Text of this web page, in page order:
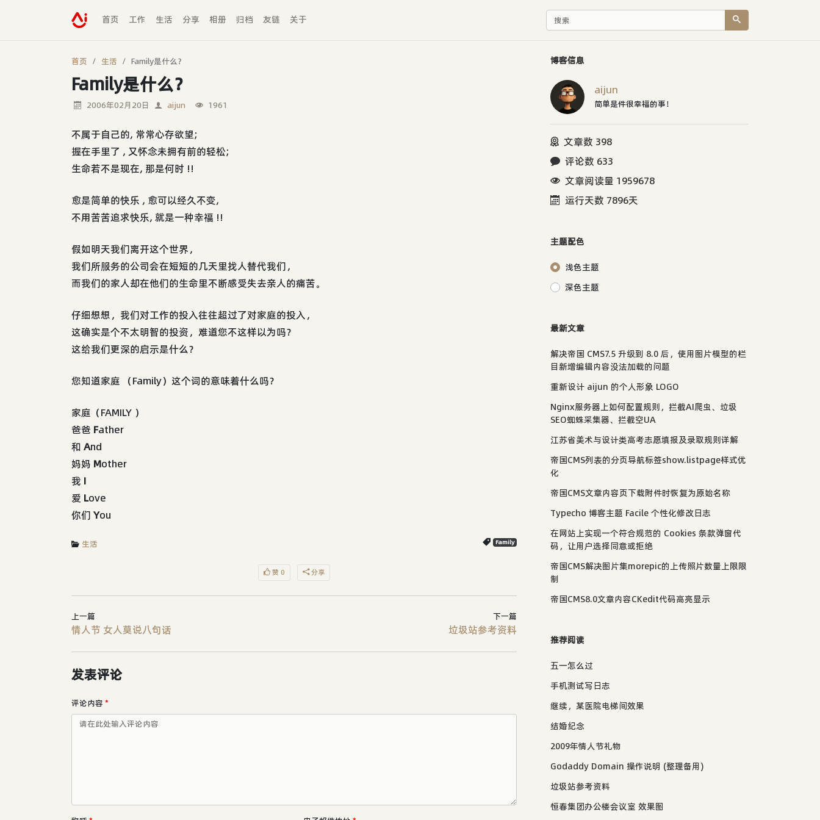
首页 工作 生活 分享 相册 归档 友链 关于
首页 生活 Family是什么？
Family是什么？
2006年02月20日 aijun 1961
不属于自己的, 常常心存欲望;
握在手里了 , 又怀念未拥有前的轻松;
生命若不是现在, 那是何时 !!
愈是简单的快乐 , 愈可以经久不变,
不用苦苦追求快乐, 就是一种幸福 !!
假如明天我们离开这个世界，
我们所服务的公司会在短短的几天里找人替代我们，
而我们的家人却在他们的生命里不断感受失去亲人的痛苦。
仔细想想，我们对工作的投入往往超过了对家庭的投入，
这确实是个不太明智的投资，难道您不这样以为吗？
这给我们更深的启示是什么？
您知道家庭 （Family）这个词的意味着什么吗？
家庭（FAMILY ）
爸爸 Father
和 And
妈妈 Mother
我 I
爱 Love
你们 You
生活 Family
赞 0 分享
上一篇
情人节 女人莫说八句话
下一篇
垃圾站参考资料
发表评论
评论内容 *
博客信息
aijun
简单是件很幸福的事！
文章数 398
评论数 633
文章阅读量 1959678
运行天数 7896天
主题配色
浅色主题
深色主题
最新文章
解决帝国 CMS7.5 升级到 8.0 后，使用图片模型的栏
目新增编辑内容没法加载的问题
重新设计 aijun 的个人形象 LOGO
Nginx服务器上如何配置规则，拦截AI爬虫、垃圾
SEO蜘蛛采集器、拦截空UA
江苏省美术与设计类高考志愿填报及录取规则详解
帝国CMS列表的分页导航标签show.listpage样式优
化
帝国CMS文章内容页下载附件时恢复为原始名称
Typecho 博客主题 Facile 个性化修改日志
在网站上实现一个符合规范的 Cookies 条款弹窗代
码，让用户选择同意或拒绝
帝国CMS解决图片集morepic的上传照片数量上限限
制
帝国CMS8.0文章内容CKedit代码高亮显示
推荐阅读
五一怎么过
手机测试写日志
继续，某医院电梯间效果
结婚纪念
2009年情人节礼物
Godaddy Domain 操作说明 (整理备用)
垃圾站参考资料
恒春集团办公楼会议室 效果图